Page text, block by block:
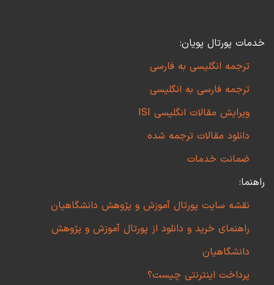
خدمات پورتال پویان:
ترجمه انگلیسی به فارسی
ترجمه فارسی به انگلیسی
ویرایش مقالات انگلیسی ISI
دانلود مقالات ترجمه شده
ضمانت خدمات
راهنما:
نقشه سایت پورتال آموزش و پژوهش دانشگاهیان
راهنمای خرید و دانلود از پورتال آموزش و پژوهش
دانشگاهیان
پرداخت اینترنتی چیست؟